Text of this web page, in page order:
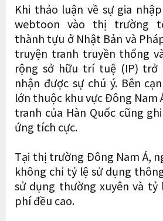
Khi thảo luận về sự gia
webtoon vào thị trường
thành tựu ở Nhật Bản và
truyện tranh truyền thống
rộng sở hữu trí tuệ (IP) trở
nhận được sự chú ý. Bên
lớn thuộc khu vực Đông Nam
tranh của Hàn Quốc cũng
ứng tích cực.
Tại thị trường Đông Nam Á,
không chỉ tỷ lệ sử dụng
sử dụng thường xuyên và tỷ
phí đều cao.